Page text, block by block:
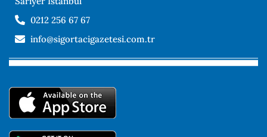
0212 256 67 67
info@sigortacigazetesi.com.tr